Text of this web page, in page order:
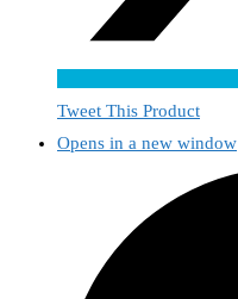
Tweet This Product
Opens in a new window